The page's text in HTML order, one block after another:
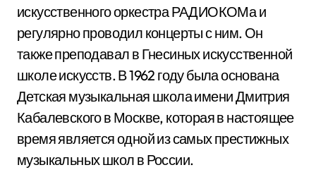
искусственного оркестра РАДИОКОМа и
регулярно проводил концерты с ним. Он
также преподавал в Гнесиных искусственной
школе искусств. В 1962 году была основана
Детская музыкальная школа имени Дмитрия
Кабалевского в Москве, которая в настоящее
время является одной из самых престижных
музыкальных школ в России.